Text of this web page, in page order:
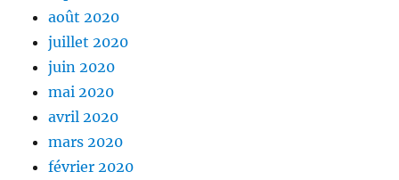
août 2020
juillet 2020
juin 2020
mai 2020
avril 2020
mars 2020
février 2020